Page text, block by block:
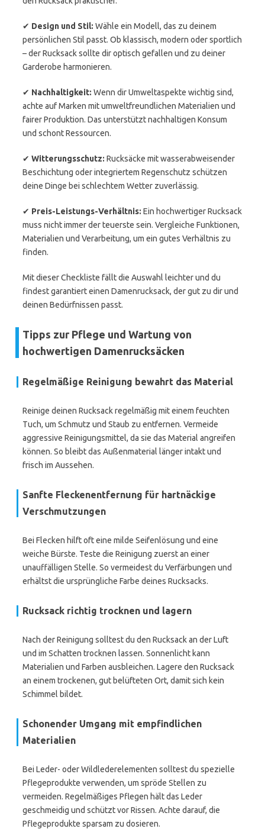
✔ Design und Stil: Wähle ein Modell, das zu deinem
persönlichen Stil passt. Ob klassisch, modern oder sportlich
– der Rucksack sollte dir optisch gefallen und zu deiner
Garderobe harmonieren.
✔ Nachhaltigkeit: Wenn dir Umweltaspekte wichtig sind,
achte auf Marken mit umweltfreundlichen Materialien und
fairer Produktion. Das unterstützt nachhaltigen Konsum
und schont Ressourcen.
✔ Witterungsschutz: Rucksäcke mit wasserabweisender
Beschichtung oder integriertem Regenschutz schützen
deine Dinge bei schlechtem Wetter zuverlässig.
✔ Preis-Leistungs-Verhältnis: Ein hochwertiger Rucksack
muss nicht immer der teuerste sein. Vergleiche Funktionen,
Materialien und Verarbeitung, um ein gutes Verhältnis zu
finden.
Mit dieser Checkliste fällt die Auswahl leichter und du
findest garantiert einen Damenrucksack, der gut zu dir und
deinen Bedürfnissen passt.
Tipps zur Pflege und Wartung von
hochwertigen Damenrucksäcken
Regelmäßige Reinigung bewahrt das Material
Reinige deinen Rucksack regelmäßig mit einem feuchten
Tuch, um Schmutz und Staub zu entfernen. Vermeide
aggressive Reinigungsmittel, da sie das Material angreifen
können. So bleibt das Außenmaterial länger intakt und
frisch im Aussehen.
Sanfte Fleckenentfernung für hartnäckige
Verschmutzungen
Bei Flecken hilft oft eine milde Seifenlösung und eine
weiche Bürste. Teste die Reinigung zuerst an einer
unauffälligen Stelle. So vermeidest du Verfärbungen und
erhältst die ursprüngliche Farbe deines Rucksacks.
Rucksack richtig trocknen und lagern
Nach der Reinigung solltest du den Rucksack an der Luft
und im Schatten trocknen lassen. Sonnenlicht kann
Materialien und Farben ausbleichen. Lagere den Rucksack
an einem trockenen, gut belüfteten Ort, damit sich kein
Schimmel bildet.
Schonender Umgang mit empfindlichen
Materialien
Bei Leder- oder Wildlederelementen solltest du spezielle
Pflegeprodukte verwenden, um spröde Stellen zu
vermeiden. Regelmäßiges Pflegen hält das Leder
geschmeidig und schützt vor Rissen. Achte darauf, die
Pflegeprodukte sparsam zu dosieren.